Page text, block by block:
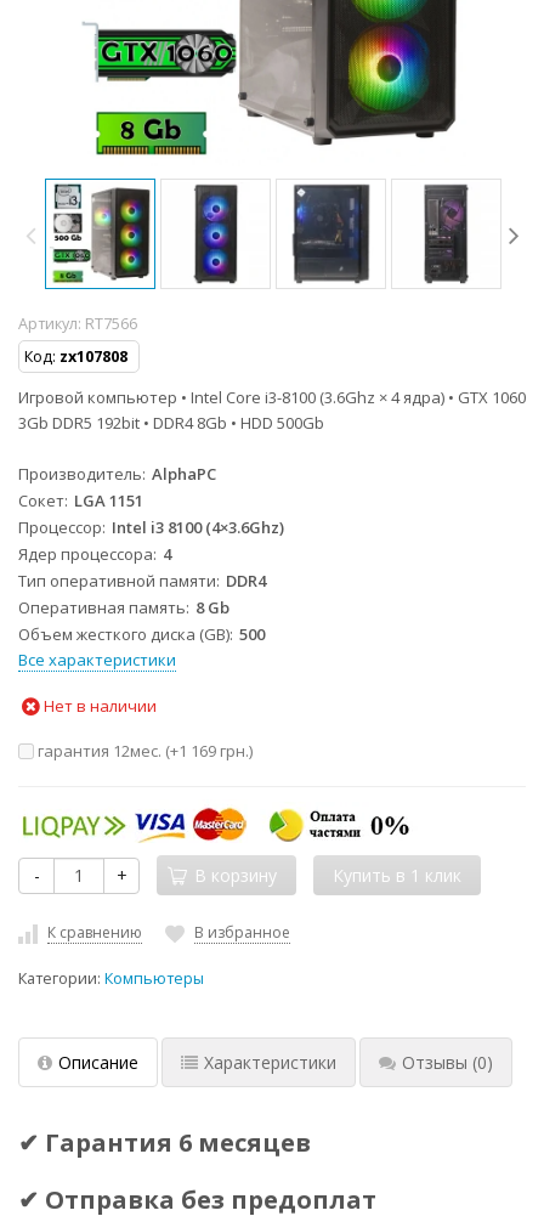
Артикул: RT7566
Код: zx107808
Игровой компьютер • Intel Core i3-8100 (3.6Ghz × 4 ядра) • GTX 1060
3Gb DDR5 192bit • DDR4 8Gb • HDD 500Gb
Производитель AlphaPC
Сокет LGA 1151
Процессор Intel i3 8100 (4×3.6Ghz)
Ядер процессора 4
Тип оперативной памяти DDR4
Оперативная память 8 Gb
Объем жесткого диска (GB) 500
Все характеристики
Нет в наличии
гарантия 12мес. (+1 169 грн.)
- + В корзину
К сравнению В избранное
Категории: Компьютеры
Описание Характеристики Отзывы (0)
✔ Гарантия 6 месяцев
✔ Отправка без предоплат